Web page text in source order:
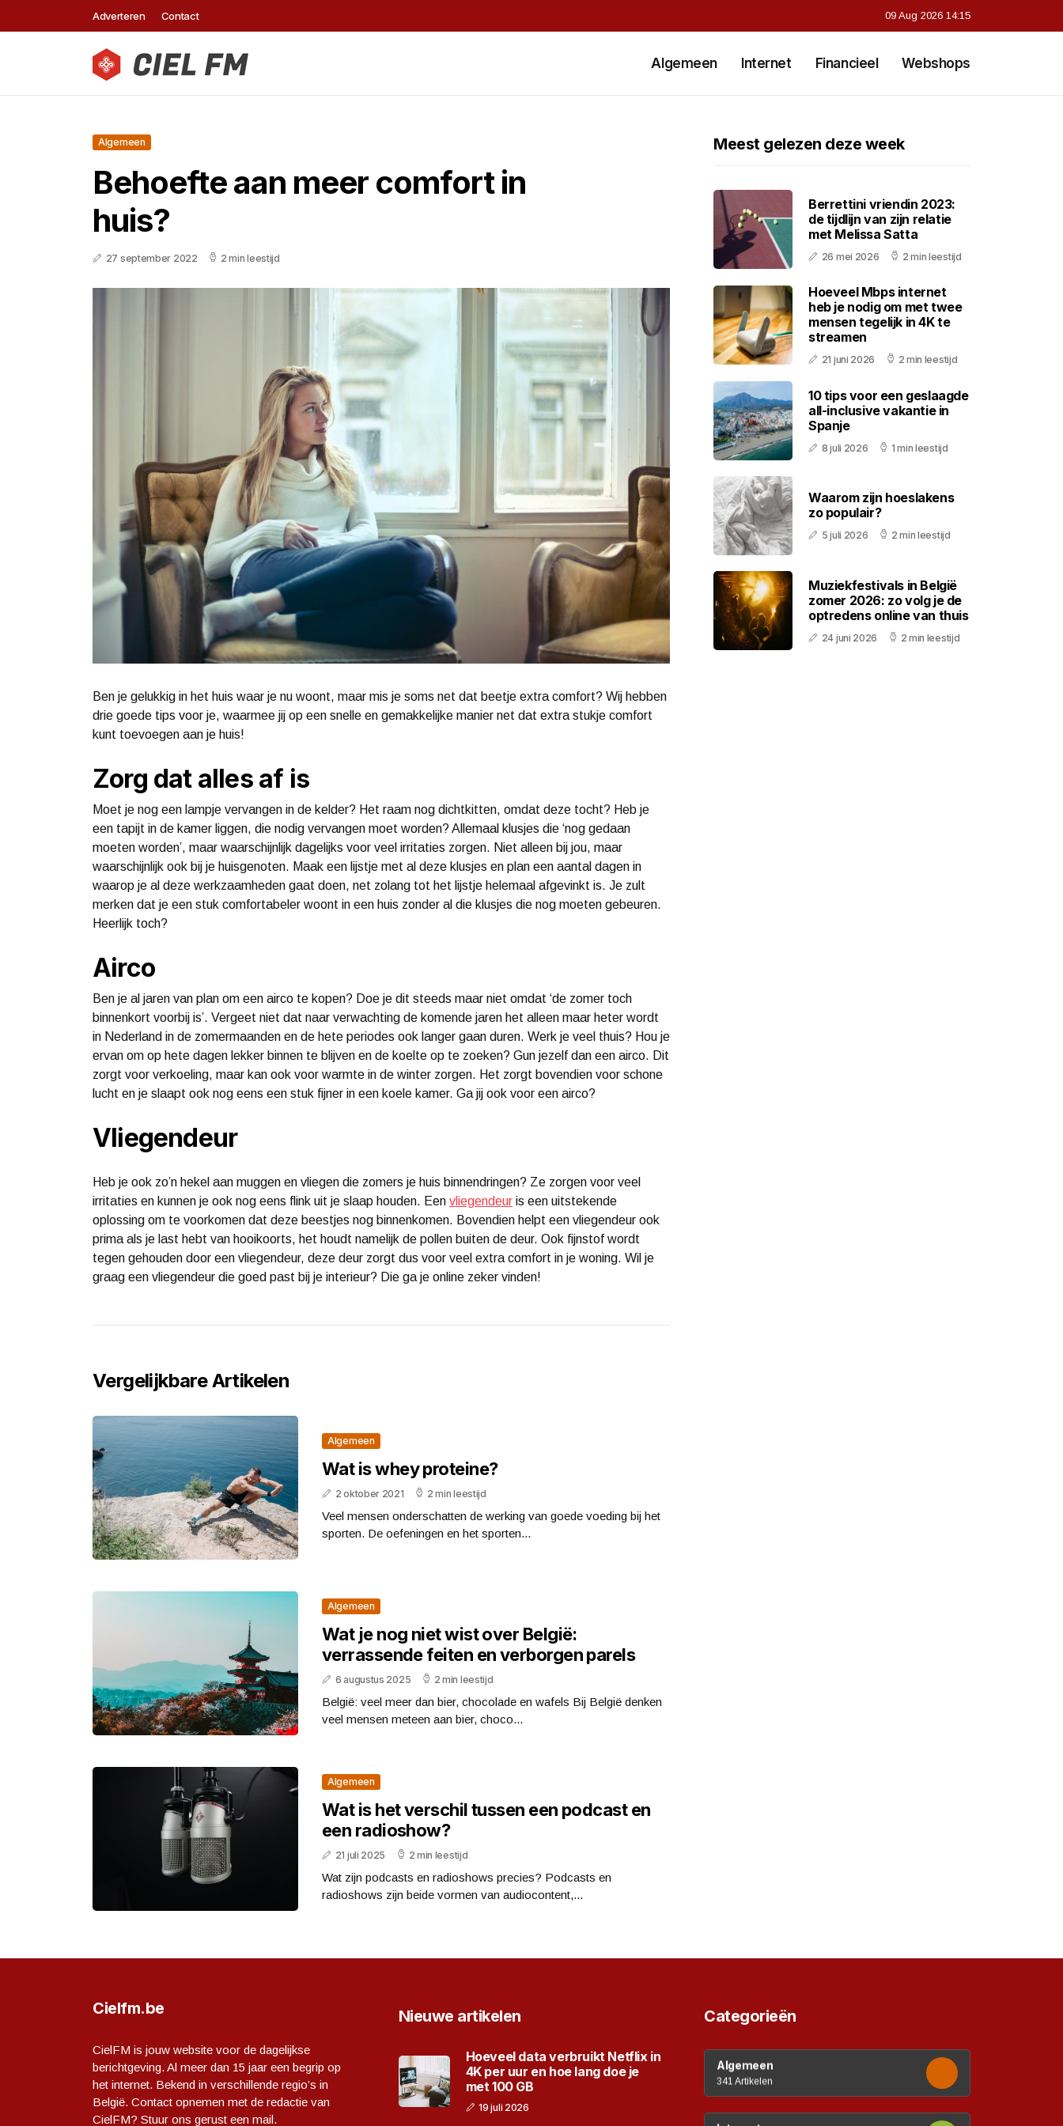
Adverteren Contact 09 Aug 2026 14:15
Algemeen Internet Financieel Webshops
Algemeen
Behoefte aan meer comfort in
huis?
27 september 2022 2 min leestijd
Ben je gelukkig in het huis waar je nu woont, maar mis je soms net dat beetje extra comfort? Wij hebben
drie goede tips voor je, waarmee jij op een snelle en gemakkelijke manier net dat extra stukje comfort
kunt toevoegen aan je huis!
Zorg dat alles af is
Moet je nog een lampje vervangen in de kelder? Het raam nog dichtkitten, omdat deze tocht? Heb je
een tapijt in de kamer liggen, die nodig vervangen moet worden? Allemaal klusjes die ‘nog gedaan
moeten worden’, maar waarschijnlijk dagelijks voor veel irritaties zorgen. Niet alleen bij jou, maar
waarschijnlijk ook bij je huisgenoten. Maak een lijstje met al deze klusjes en plan een aantal dagen in
waarop je al deze werkzaamheden gaat doen, net zolang tot het lijstje helemaal afgevinkt is. Je zult
merken dat je een stuk comfortabeler woont in een huis zonder al die klusjes die nog moeten gebeuren.
Heerlijk toch?
Airco
Ben je al jaren van plan om een airco te kopen? Doe je dit steeds maar niet omdat ‘de zomer toch
binnenkort voorbij is’. Vergeet niet dat naar verwachting de komende jaren het alleen maar heter wordt
in Nederland in de zomermaanden en de hete periodes ook langer gaan duren. Werk je veel thuis? Hou je
ervan om op hete dagen lekker binnen te blijven en de koelte op te zoeken? Gun jezelf dan een airco. Dit
zorgt voor verkoeling, maar kan ook voor warmte in de winter zorgen. Het zorgt bovendien voor schone
lucht en je slaapt ook nog eens een stuk fijner in een koele kamer. Ga jij ook voor een airco?
Vliegendeur
Heb je ook zo’n hekel aan muggen en vliegen die zomers je huis binnendringen? Ze zorgen voor veel
irritaties en kunnen je ook nog eens flink uit je slaap houden. Een vliegendeur is een uitstekende
oplossing om te voorkomen dat deze beestjes nog binnenkomen. Bovendien helpt een vliegendeur ook
prima als je last hebt van hooikoorts, het houdt namelijk de pollen buiten de deur. Ook fijnstof wordt
tegen gehouden door een vliegendeur, deze deur zorgt dus voor veel extra comfort in je woning. Wil je
graag een vliegendeur die goed past bij je interieur? Die ga je online zeker vinden!
Vergelijkbare Artikelen
Algemeen
Wat is whey proteine?
2 oktober 2021 2 min leestijd
Veel mensen onderschatten de werking van goede voeding bij het
sporten. De oefeningen en het sporten...
Algemeen
Wat je nog niet wist over België:
verrassende feiten en verborgen parels
6 augustus 2025 2 min leestijd
België: veel meer dan bier, chocolade en wafels Bij België denken
veel mensen meteen aan bier, choco...
Algemeen
Wat is het verschil tussen een podcast en
een radioshow?
21 juli 2025 2 min leestijd
Wat zijn podcasts en radioshows precies? Podcasts en
radioshows zijn beide vormen van audiocontent,...
Meest gelezen deze week
Berrettini vriendin 2023:
de tijdlijn van zijn relatie
met Melissa Satta
26 mei 2026 2 min leestijd
Hoeveel Mbps internet
heb je nodig om met twee
mensen tegelijk in 4K te
streamen
21 juni 2026 2 min leestijd
10 tips voor een geslaagde
all-inclusive vakantie in
Spanje
8 juli 2026 1 min leestijd
Waarom zijn hoeslakens
zo populair?
5 juli 2026 2 min leestijd
Muziekfestivals in België
zomer 2026: zo volg je de
optredens online van thuis
24 juni 2026 2 min leestijd
Cielfm.be
CielFM is jouw website voor de dagelijkse
berichtgeving. Al meer dan 15 jaar een begrip op
het internet. Bekend in verschillende regio’s in
België. Contact opnemen met de redactie van
CielFM? Stuur ons gerust een mail.
Nieuwe artikelen
Hoeveel data verbruikt Netflix in
4K per uur en hoe lang doe je
met 100 GB
19 juli 2026
Categorieën
Algemeen
341 Artikelen